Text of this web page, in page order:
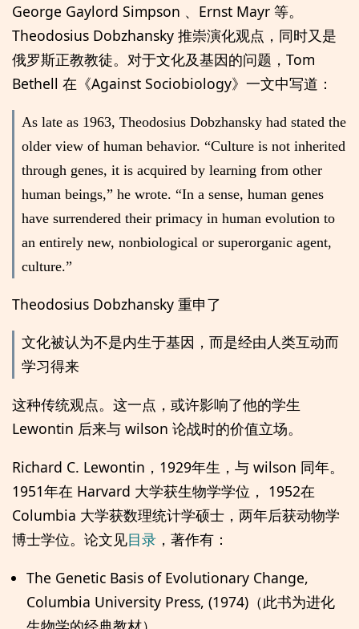
George Gaylord Simpson 、Ernst Mayr 等。
Theodosius Dobzhansky 推崇演化观点，同时又是
俄罗斯正教教徒。对于文化及基因的问题，Tom
Bethell 在《Against Sociobiology》一文中写道：
As late as 1963, Theodosius Dobzhansky had stated the
older view of human behavior. “Culture is not inherited
through genes, it is acquired by learning from other
human beings,” he wrote. “In a sense, human genes
have surrendered their primacy in human evolution to
an entirely new, nonbiological or superorganic agent,
culture.”
Theodosius Dobzhansky 重申了
文化被认为不是内生于基因，而是经由人类互动而
学习得来
这种传统观点。这一点，或许影响了他的学生
Lewontin 后来与 wilson 论战时的价值立场。
Richard C. Lewontin，1929年生，与 wilson 同年。
1951年在 Harvard 大学获生物学学位， 1952在
Columbia 大学获数理统计学硕士，两年后获动物学
博士学位。论文见目录 ，著作有：
The Genetic Basis of Evolutionary Change,
Columbia University Press, (1974)（此书为进化